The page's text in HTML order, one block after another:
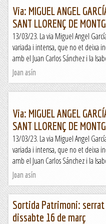
Via: MIGUEL ANGEL
SANT LLORENÇ DE
13/03/23. La via Miguel Angel
variada i intensa, que no et deixa
amb el Juan Carlos Sánchez i la
Joan asín
Via: MIGUEL ANGEL
SANT LLORENÇ DE
13/03/23. La via Miguel Angel
variada i intensa, que no et deixa
amb el Juan Carlos Sánchez i la
Joan asín
Sortida Patrimoni: serrat
dissabte 16 de març